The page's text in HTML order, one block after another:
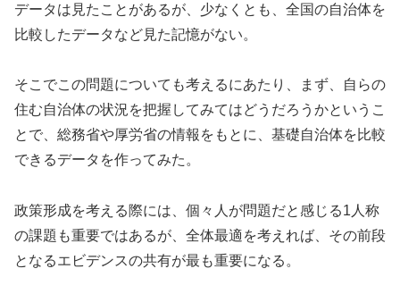
データは見たことがあるが、少なくとも、全国の自治体を
比較したデータなど見た記憶がない。
そこでこの問題についても考えるにあたり、まず、自らの
住む自治体の状況を把握してみてはどうだろうかというこ
とで、総務省や厚労省の情報をもとに、基礎自治体を比較
できるデータを作ってみた。
政策形成を考える際には、個々人が問題だと感じる1人称
の課題も重要ではあるが、全体最適を考えれば、その前段
となるエビデンスの共有が最も重要になる。